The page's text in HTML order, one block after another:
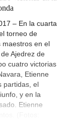
– En la cuarta
torneo de
maestros en el
Ajedrez de
cuatro victorias
Etienne
partidas, el
y en la
Etienne